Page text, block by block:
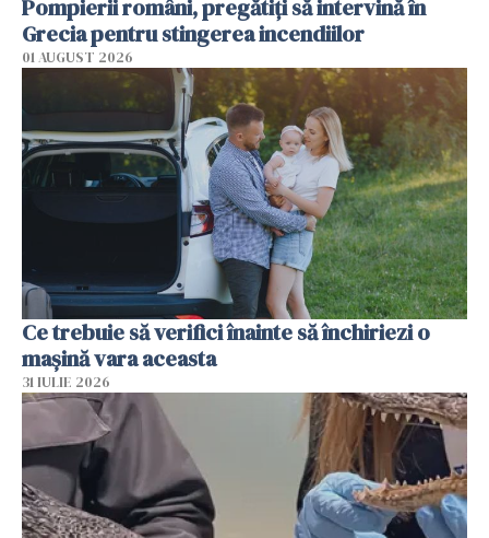
Pompierii români, pregătiţi să intervină în
Grecia pentru stingerea incendiilor
01 AUGUST 2026
Ce trebuie să verifici înainte să închiriezi o
mașină vara aceasta
31 IULIE 2026